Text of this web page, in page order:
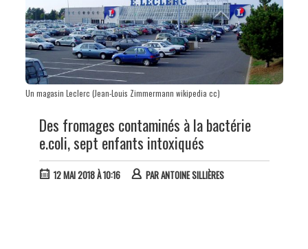
Un magasin Leclerc (Jean-Louis Zimmermann wikipedia cc)
Des fromages contaminés à la bactérie
e.coli, sept enfants intoxiqués
12 MAI 2018 À 10:16 PARANTOINE SILLIÈRES